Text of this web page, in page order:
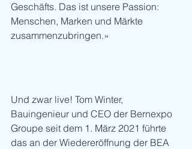
Geschäfts. Das ist unsere Passion:
Menschen, Marken und Märkte
zusammenzubringen.»
Und zwar live! Tom Winter,
Bauingenieur und CEO der Bernexpo
Groupe seit dem 1. März 2021 führte
das an der Wiedereröffnung der BEA